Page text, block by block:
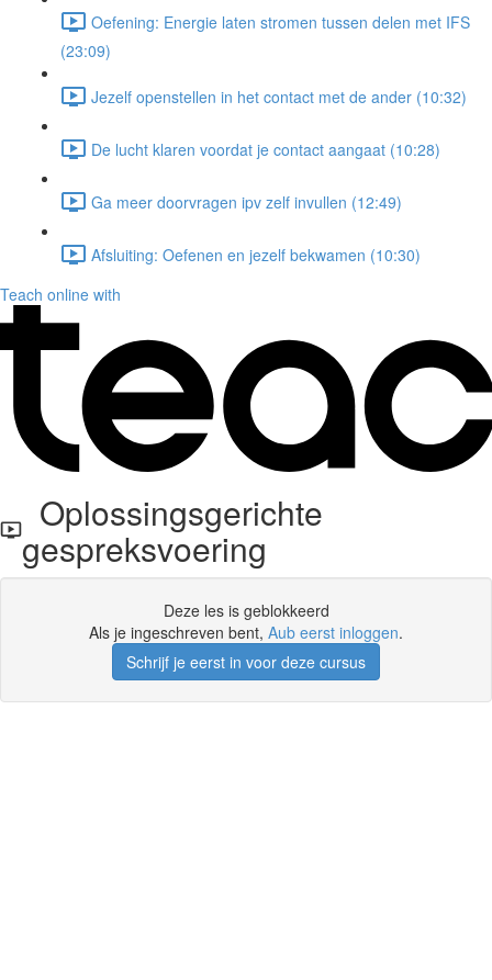
Oefening: Energie laten stromen tussen delen met IFS
(23:09)
Jezelf openstellen in het contact met de ander (10:32)
De lucht klaren voordat je contact aangaat (10:28)
Ga meer doorvragen ipv zelf invullen (12:49)
Afsluiting: Oefenen en jezelf bekwamen (10:30)
Teach online with
Oplossingsgerichte
gespreksvoering
Deze les is geblokkeerd
Als je ingeschreven bent, Aub eerst inloggen.
Schrijf je eerst in voor deze cursus